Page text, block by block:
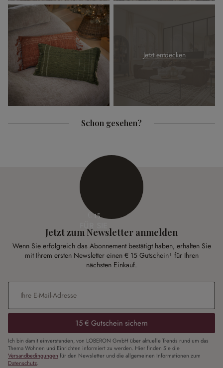
Jetzt entdecken
Schon gesehen?
€ 15
Jetzt zum Newsletter anmelden
Wenn Sie erfolgreich das Abonnement bestätigt haben, erhalten Sie
mit Ihrem ersten Newsletter einen € 15 Gutschein¹ für Ihren
nächsten Einkauf.
E-Mail-Adresse
15 € Gutschein sichern
Ich bin damit einverstanden, von LOBERON GmbH über aktuelle Trends rund um das
Thema Wohnen und Einrichten informiert zu werden. Hier finden Sie die
Versandbedingungen für den Newsletter und die allgemeinen Informationen zum
Datenschutz.